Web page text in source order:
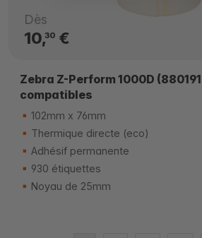
Dès
10,30€
Zebra Z-Perform 1000D
compatibles
102mm x 76mm
Thermique directe (eco)
Adhésif permanente
930 étiquettes
Noyau de 25mm